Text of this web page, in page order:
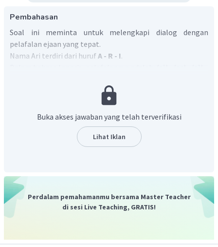
Pembahasan
Soal ini meminta untuk melengkapi dialog dengan
pelafalan ejaan yang tepat.
Nama Ari terdiri dari hurufA - R - I.
Buka akses jawaban yang telah terverifikasi
Lihat Iklan
Perdalam pemahamanmu bersama Master Teacher
di sesi Live Teaching, GRATIS!